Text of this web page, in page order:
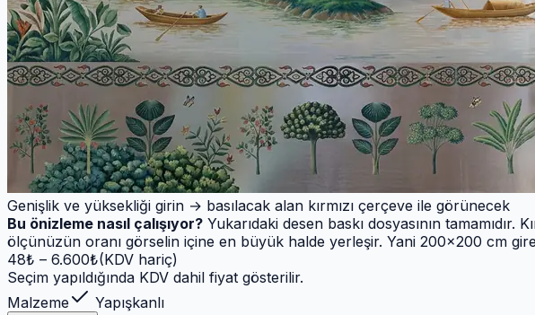
Genişlik ve yüksekliği girin → basılacak alan kırmızı çerçeve ile görünecek
Bu önizleme nasıl çalışıyor? Yukarıdaki desen baskı dosyasının
ölçünüzün oranı görselin içine en büyük halde yerleşir. Yani 200×200 cm
48₺ – 6.600₺(KDV hariç)
Seçim yapıldığında KDV dahil fiyat gösterilir.
Malzeme
Yapışkanlı